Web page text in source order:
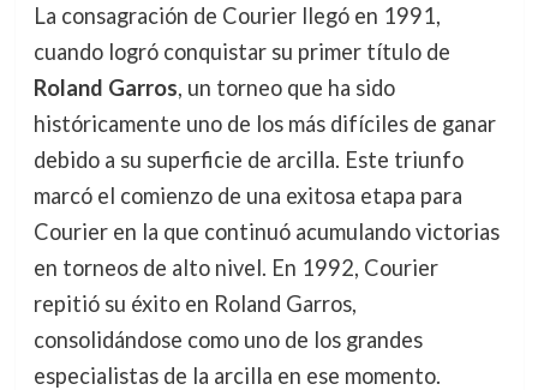
La consagración de Courier llegó en 1991,
cuando logró conquistar su primer título de
Roland Garros, un torneo que ha sido
históricamente uno de los más difíciles de ganar
debido a su superficie de arcilla. Este triunfo
marcó el comienzo de una exitosa etapa para
Courier en la que continuó acumulando victorias
en torneos de alto nivel. En 1992, Courier
repitió su éxito en Roland Garros,
consolidándose como uno de los grandes
especialistas de la arcilla en ese momento.